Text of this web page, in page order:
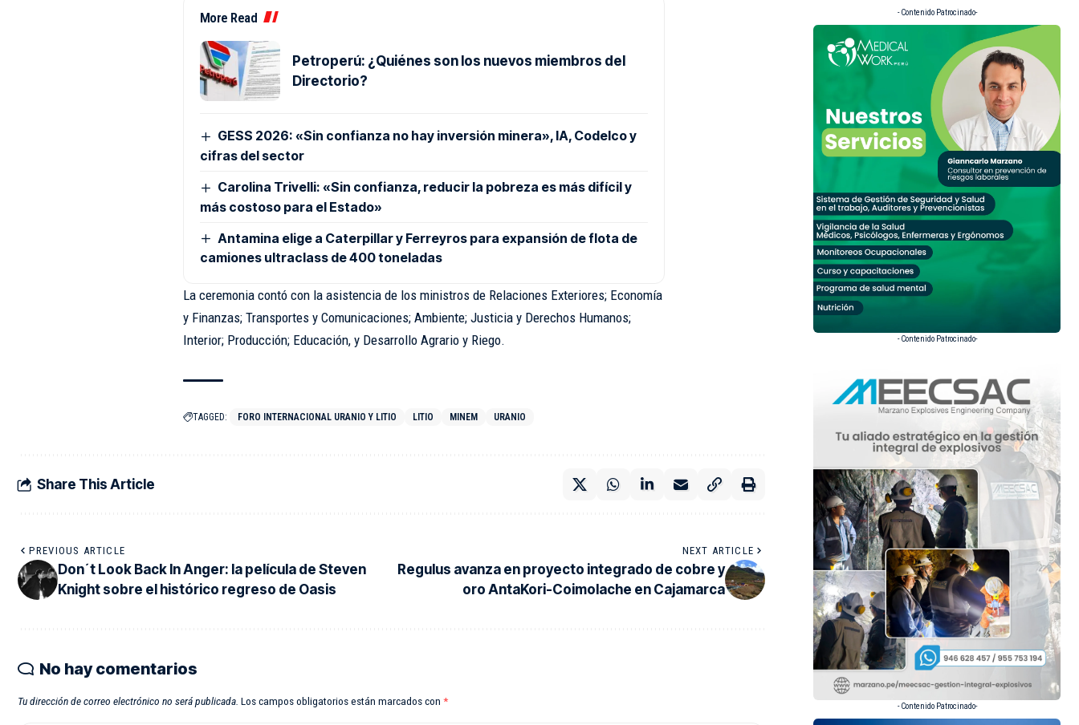
More Read
Petroperú: ¿Quiénes son los nuevos miembros del
Directorio?
GESS 2026: «Sin confianza no hay inversión minera», IA, Codelco y
cifras del sector
Carolina Trivelli: «Sin confianza, reducir la pobreza es más difícil y
más costoso para el Estado»
Antamina elige a Caterpillar y Ferreyros para expansión de flota de
camiones ultraclass de 400 toneladas
La ceremonia contó con la asistencia de los ministros de Relaciones Exteriores; Economía
y Finanzas; Transportes y Comunicaciones; Ambiente; Justicia y Derechos Humanos;
Interior; Producción; Educación, y Desarrollo Agrario y Riego.
TAGGED: FORO INTERNACIONAL URANIO Y LITIO LITIO MINEM URANIO
Share This Article
PREVIOUS ARTICLE
Don´t Look Back In Anger: la película de Steven
Knight sobre el histórico regreso de Oasis
NEXT ARTICLE
Regulus avanza en proyecto integrado de cobre y
oro AntaKori-Coimolache en Cajamarca
No hay comentarios
Tu dirección de correo electrónico no será publicada. Los campos obligatorios están marcados con *
- Contenido Patrocinado-
- Contenido Patrocinado-
- Contenido Patrocinado-